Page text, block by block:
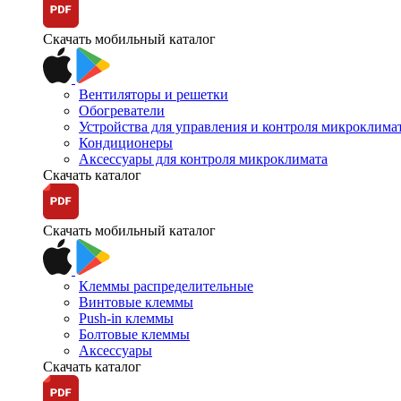
Скачать мобильный каталог
Вентиляторы и решетки
Обогреватели
Устройства для управления и контроля
Кондиционеры
Аксессуары для контроля микроклимата
Скачать каталог
Скачать мобильный каталог
Клеммы распределительные
Винтовые клеммы
Push-in клеммы
Болтовые клеммы
Аксессуары
Скачать каталог